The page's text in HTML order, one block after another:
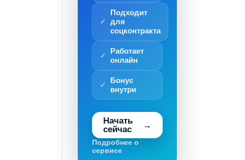
Подходит
для
соцконтракта
Работает
онлайн
Бонус
внутри
Начать
сейчас
Подробнее о
сервисе